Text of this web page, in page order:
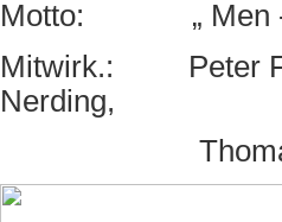
Motto: „ Men -
Mitwirk.: Peter
Nerding,
Thomas